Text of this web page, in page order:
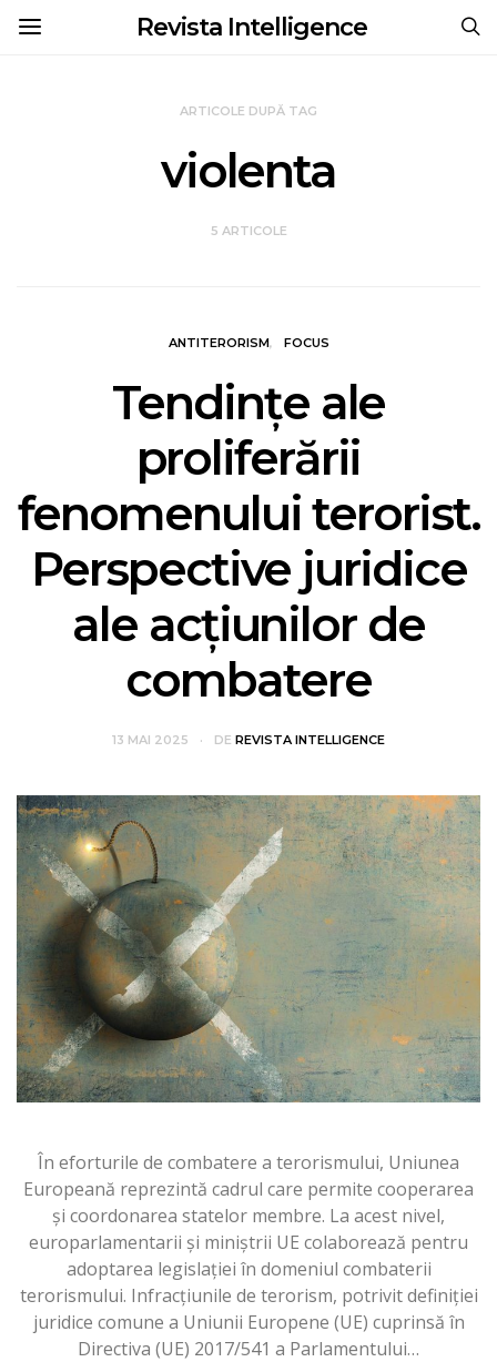
Revista Intelligence
ARTICOLE DUPĂ TAG
violenta
5 ARTICOLE
ANTITERORISM FOCUS
Tendințe ale
proliferării
fenomenului terorist.
Perspective juridice
ale acțiunilor de
combatere
13 MAI 2025 DE REVISTA INTELLIGENCE
În eforturile de combatere a terorismului, Uniunea
Europeană reprezintă cadrul care permite cooperarea
și coordonarea statelor membre. La acest nivel,
europarlamentarii și miniștrii UE colaborează pentru
adoptarea legislației în domeniul combaterii
terorismului. Infracțiunile de terorism, potrivit definiției
juridice comune a Uniunii Europene (UE) cuprinsă în
Directiva (UE) 2017/541 a Parlamentului…